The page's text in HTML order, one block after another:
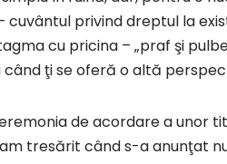
cuvântul privind dreptul la
cu pricina – „praf şi
ţi se oferă o altă
de acordare a unor
am tresărit când s-a anunţat